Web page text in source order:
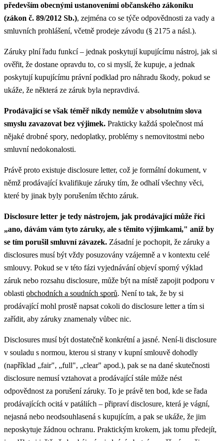
především obecnými ustanoveními občanského zákoníku
(zákon č. 89/2012 Sb.), zejména co se týče odpovědnosti za vady a
smluvních prohlášení, včetně prodeje závodu (§ 2175 a násl.).
Záruky plní řadu funkcí – jednak poskytují kupujícímu nástroj, jak si
ověřit, že dostane opravdu to, co si myslí, že kupuje, a jednak
poskytují kupujícímu právní podklad pro náhradu škody, pokud se
ukáže, že některá ze záruk byla nepravdivá.
Prodávající se však téměř nikdy nemůže v absolutním slova
smyslu zavazovat bez výjimek. Prakticky každá společnost má
nějaké drobné spory, nedoplatky, problémy s nemovitostmi nebo
smluvní nedokonalosti.
Právě proto existuje disclosure letter, což je formální dokument, v
němž prodávající kvalifikuje záruky tím, že odhalí všechny věci,
které by jinak byly porušením těchto záruk.
Disclosure letter je tedy nástrojem, jak prodávající může říci
„ano, dávám vám tyto záruky, ale s těmito výjimkami," aniž by
se tím porušil smluvní závazek. Zásadní je pochopit, že záruky a
disclosures musí být vždy posuzovány vzájemně a v kontextu celé
smlouvy. Pokud se v této fázi vyjednávání objeví sporný výklad
záruk nebo rozsahu disclosure, může být na místě zapojit podporu v
oblasti obchodních a soudních sporů. Není to tak, že by si
prodávající mohl prostě napsat cokoli do disclosure letter a tím si
zařídit, aby záruky znamenaly vůbec nic.
Disclosures musí být dostatečně konkrétní a jasné. Není-li disclosure
v souladu s normou, kterou si strany v kupní smlouvě dohodly
(například „fair", „full", „clear" apod.), pak se na dané skutečnosti
disclosure nemusí vztahovat a prodávající stále může nést
odpovědnost za porušení záruky. To je právě ten bod, kde se řada
prodávajících ocitá v patáliích – připraví disclosure, která je vágní,
nejasná nebo neodsouhlasená s kupujícím, a pak se ukáže, že jim
neposkytuje žádnou ochranu. Praktickým krokem, jak tomu předejít,